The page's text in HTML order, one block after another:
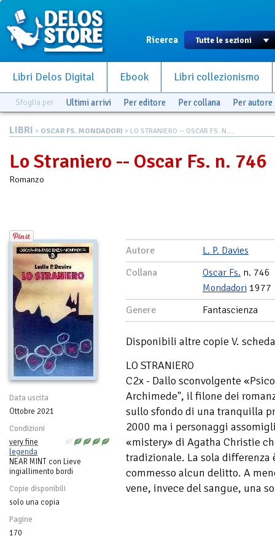
Ricerca
Libri Delos Digital Ebook Libri collezionismo
Sfoglia per Ultimi arrivi Per editore Per collana Per autore
LIBRI > OSCAR FS. MONDADORI > LO STRANIERO -- OSCAR FS. N....
Lo Straniero -- Oscar Fs. n. 746
Romanzo
Data uscita
Ottobre 2021
Condizioni
very fine
legenda
NEAR MINT con Lieve
ingiallimento bordi
Copie disponibili
solo una copia
Pagine
170
Autore
L. P. Davies
Collana
Oscar Fs. n. 746
Mondadori 1977
Genere
Fantascienza
Disponibili altre copie V.
LO STRANIERO
C2x - Dallo sconvolgente
Archimede", il filone dei
sullo sfondo di una tranquilla
2000 ma i personaggi
«mistery» di Agatha Christie
tradizionale. La sola differenza
commesso alcun delitto. A
vene, invece del sangue, una